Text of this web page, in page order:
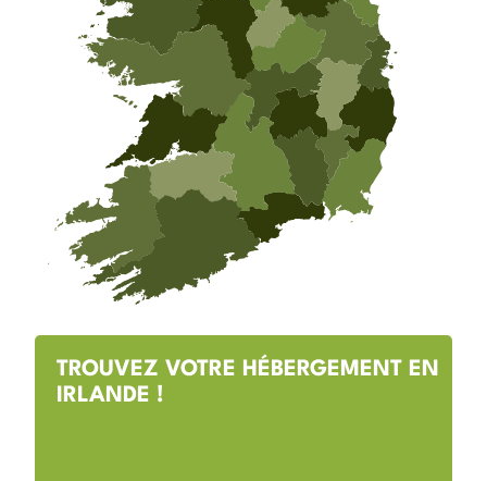
TROUVEZ VOTRE HÉBERGEMENT EN
IRLANDE !